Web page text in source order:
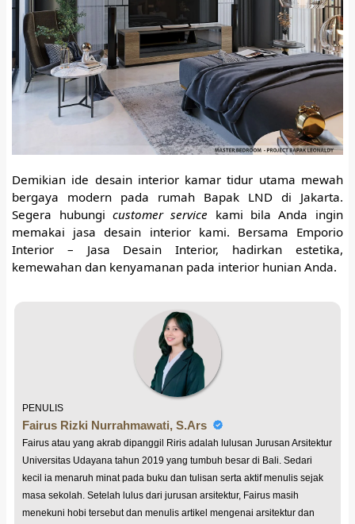
Demikian ide desain interior kamar tidur utama mewah
bergaya modern pada rumah Bapak LND di Jakarta.
Segera hubungi customer service kami bila Anda ingin
memakai jasa desain interior kami. Bersama Emporio
Interior – Jasa Desain Interior, hadirkan estetika,
kemewahan dan kenyamanan pada interior hunian Anda.
PENULIS
Fairus Rizki Nurrahmawati, S.Ars
Fairus atau yang akrab dipanggil Riris adalah lulusan Jurusan Arsitektur
Universitas Udayana tahun 2019 yang tumbuh besar di Bali. Sedari
kecil ia menaruh minat pada buku dan tulisan serta aktif menulis sejak
masa sekolah. Setelah lulus dari jurusan arsitektur, Fairus masih
menekuni hobi tersebut dan menulis artikel mengenai arsitektur dan